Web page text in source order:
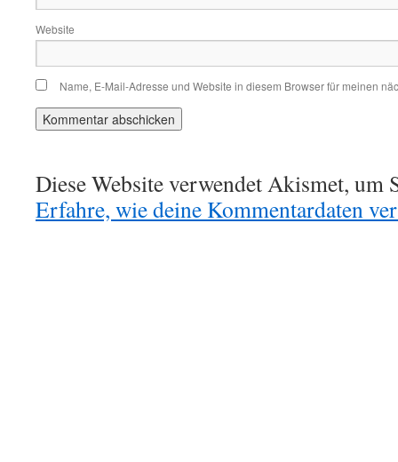
Website
Name, E-Mail-Adresse und Website in diesem Browser für meinen
Diese Website verwendet Akismet, um
Erfahre, wie deine Kommentardaten